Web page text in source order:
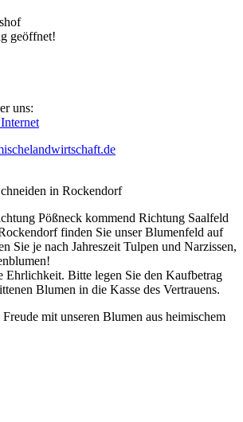
geöffnet!
uns:
in Rockendorf
Pößneck kommend Richtung Saalfeld
finden Sie unser Blumenfeld auf
Sie je nach Jahreszeit Tulpen und Narzissen,
Ehrlichkeit. Bitte legen Sie den Kaufbetrag
Blumen in die Kasse des Vertrauens.
mit unseren Blumen aus heimischem